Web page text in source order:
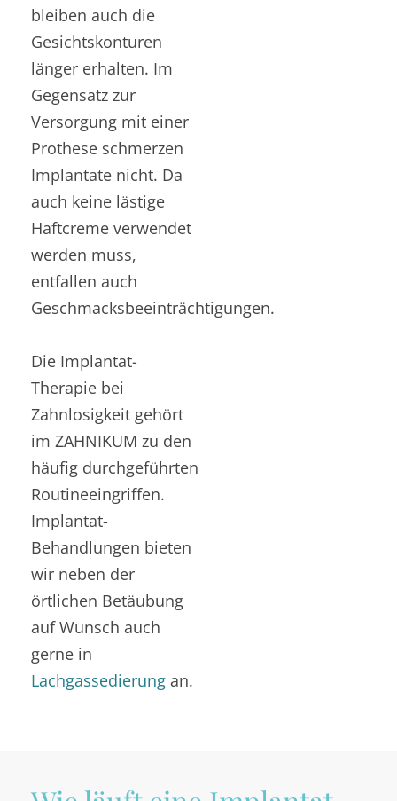
bleiben auch die
Gesichtskonturen
länger erhalten. Im
Gegensatz zur
Versorgung mit einer
Prothese schmerzen
Implantate nicht. Da
auch keine lästige
Haftcreme verwendet
werden muss,
entfallen auch
Geschmacksbeeinträchtigungen.
Die Implantat-
Therapie bei
Zahnlosigkeit gehört
im ZAHNIKUM zu den
häufig durchgeführten
Routineeingriffen.
Implantat-
Behandlungen bieten
wir neben der
örtlichen Betäubung
auf Wunsch auch
gerne in
Lachgassedierung an.